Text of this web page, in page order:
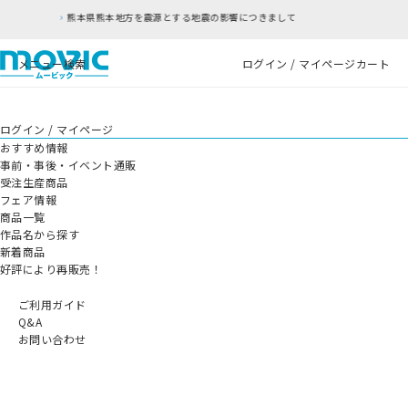
とする地震の影響につきまして
メニュー検索 ログイン / マイページカート
ログイン / マイページ
おすすめ情報
事前・事後・イベント通販
受注生産商品
フェア情報
商品一覧
作品名から探す
新着商品
好評により再販売！
ご利用ガイド
Q&A
お問い合わせ